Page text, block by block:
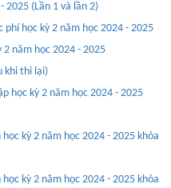
2025 (Lần 1 và lần 2)
học kỳ 2 năm học 2024 - 2025
2 năm học 2024 - 2025
khi thi lại)
học kỳ 2 năm học 2024 - 2025
kỳ 2 năm học 2024 - 2025 khóa
kỳ 2 năm học 2024 - 2025 khóa